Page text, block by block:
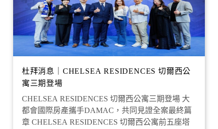
杜拜消息｜CHELSEA RESIDENCES 切爾西公
寓三期登場
CHELSEA RESIDENCES 切爾西公寓三期登場 大
都會國際房產攜手DAMAC，共同見證全案最終篇
章 CHELSEA RESIDENCES 切爾西公寓前五座塔